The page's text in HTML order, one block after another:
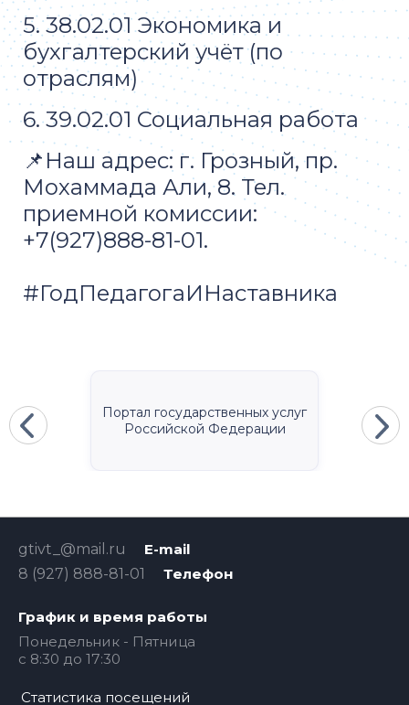
5. 38.02.01 Экономика и
бухгалтерский учёт (по
отраслям)
6. 39.02.01 Социальная работа
📌Наш адрес: г. Грозный, пр.
Мохаммада Али, 8. Тел.
приемной комиссии:
+7(927)888-81-01.
#ГодПедагогаИНаставника
Портал государственных услуг
Российской Федерации
E-mail
gtivt_@mail.ru
Телефон
8 (927) 888-81-01
График и время работы
Понедельник - Пятница
с 8:30 до 17:30
Статистика посещений